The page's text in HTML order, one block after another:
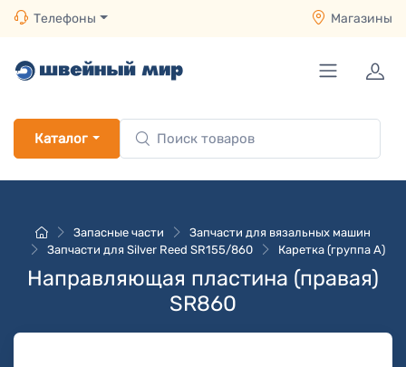
Телефоны Магазины
Каталог
Запасные части
Запчасти для вязальных машин
Запчасти для Silver Reed SR155/860
Каретка (группа A)
Направляющая пластина (правая)
SR860